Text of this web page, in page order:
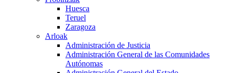
Huesca
Teruel
Zaragoza
Arloak
Administración de Justicia
Administración General de las Comunidades
Autónomas